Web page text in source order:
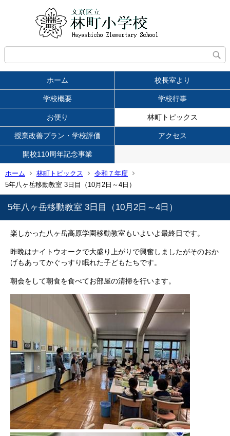
ホーム 校長室より
学校概要 学校行事
お便り 林町トピックス
授業改善プラン・学校評価 アクセス
開校110周年記念事業
ホーム 林町トピックス
令和７年度
5年八ヶ岳移動教室 3日目（10月2日～4日）
5年八ヶ岳移動教室 3日目（10月2日～4日）
楽しかった八ヶ岳高原学園移動教室もいよいよ最終日です。
昨晩はナイトウオークで大盛り上がりで興奮しましたがそのおか
げもあってかぐっすり眠れた子どもたちです。
朝会をして朝食を食べてお部屋の清掃を行います。